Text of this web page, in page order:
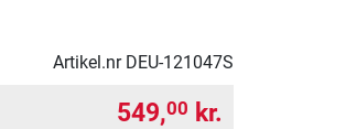
Artikel.nr DEU-121047S
549,00 kr.